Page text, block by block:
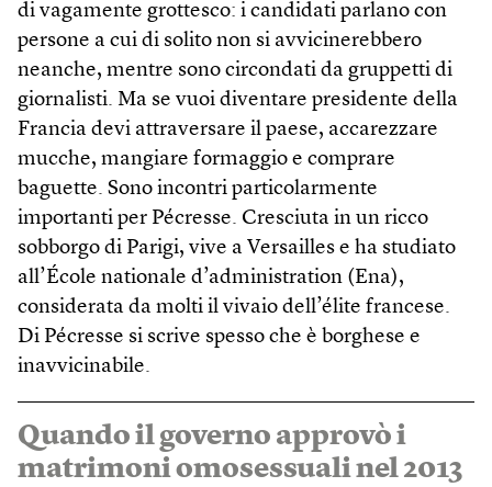
di vagamente grottesco: i candidati parlano con
persone a cui di solito non si avvicinerebbero
neanche, mentre sono circondati da gruppetti di
giornalisti. Ma se vuoi diventare presidente della
Francia devi attraversare il paese, accarezzare
mucche, mangiare formaggio e comprare
baguette. Sono incontri particolarmente
importanti per Pécresse. Cresciuta in un ricco
sobborgo di Parigi, vive a Versailles e ha studiato
all’École nationale d’administration (Ena),
considerata da molti il vivaio dell’élite francese.
Di Pécresse si scrive spesso che è borghese e
inavvicinabile.
Quando il governo approvò i
matrimoni omosessuali nel 2013